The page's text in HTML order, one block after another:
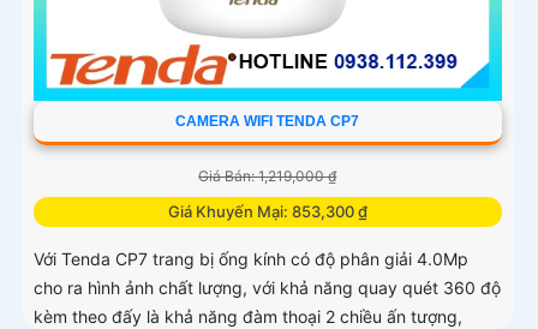
CAMERA WIFI TENDA CP7
Giá Bán: 1,219,000 ₫
Giá Khuyến Mại: 853,300 ₫
Với Tenda CP7 trang bị ống kính có độ phân giải 4.0Mp
cho ra hình ảnh chất lượng, với khả năng quay quét 360 độ
kèm theo đấy là khả năng đàm thoại 2 chiều ấn tượng,